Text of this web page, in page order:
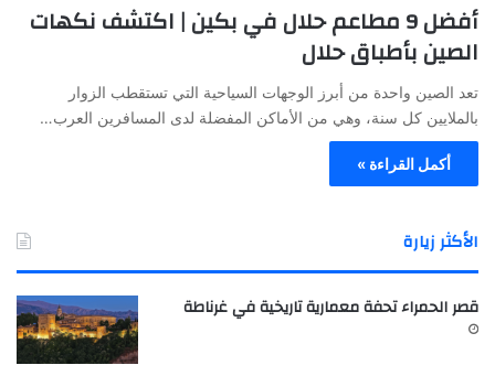
أفضل 9 مطاعم حلال في بكين | اكتشف نكهات
الصين بأطباق حلال
تعد الصين واحدة من أبرز الوجهات السياحية التي تستقطب الزوار
بالملايين كل سنة، وهي من الأماكن المفضلة لدى المسافرين العرب…
أكمل القراءة »
الأكثر زيارة
قصر الحمراء تحفة معمارية تاريخية في غرناطة